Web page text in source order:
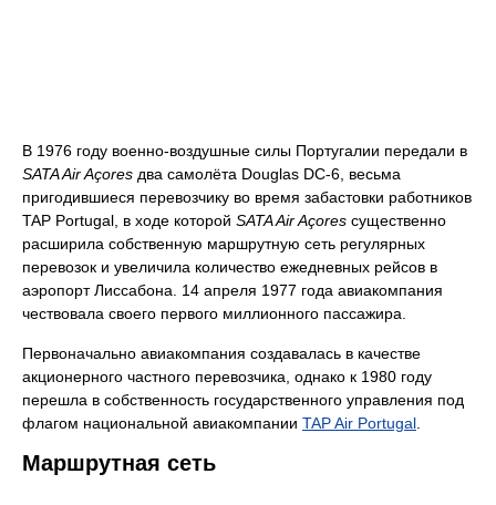
В 1976 году военно-воздушные силы Португалии передали в
SATA Air Açores два самолёта Douglas DC-6, весьма
пригодившиеся перевозчику во время забастовки работников
TAP Portugal, в ходе которой SATA Air Açores существенно
расширила собственную маршрутную сеть регулярных
перевозок и увеличила количество ежедневных рейсов в
аэропорт Лиссабона. 14 апреля 1977 года авиакомпания
чествовала своего первого миллионного пассажира.
Первоначально авиакомпания создавалась в качестве
акционерного частного перевозчика, однако к 1980 году
перешла в собственность государственного управления под
флагом национальной авиакомпании TAP Air Portugal
Маршрутная сеть